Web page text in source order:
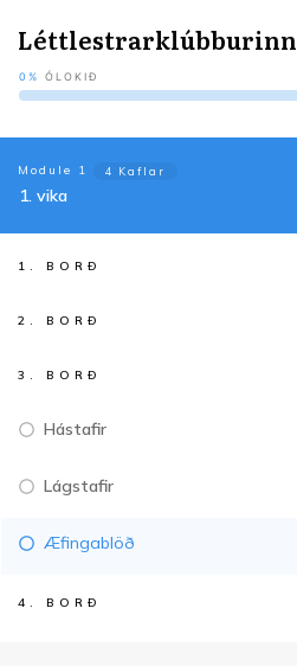
Léttlestrarklúbburinn
0% ÓLOKIÐ
Module 1 4 Kaflar
1. vika
1. BORÐ
2. BORÐ
3. BORÐ
Hástafir
Lágstafir
Æfingablöð
4. BORÐ